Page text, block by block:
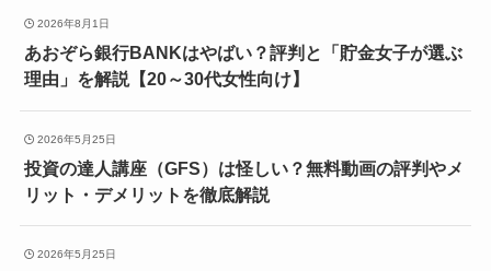
2026年8月1日
あおぞら銀行BANKはやばい？評判と「貯金女子が選ぶ
理由」を解説【20～30代女性向け】
2026年5月25日
投資の達人講座（GFS）は怪しい？無料動画の評判やメ
リット・デメリットを徹底解説
2026年5月25日